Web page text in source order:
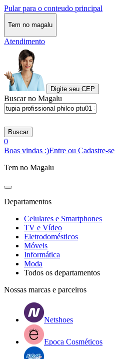
Pular para o conteudo principal
Tem no magalu
Atendimento
Digite seu CEP
Buscar no Magalu
Buscar
0
Boas vindas :)Entre ou Cadastre-se
Tem no Magalu
Departamentos
Celulares e Smartphones
TV e Vídeo
Eletrodomésticos
Móveis
Informática
Moda
Todos os departamentos
Nossas marcas e parceiros
Netshoes
Epoca Cosméticos